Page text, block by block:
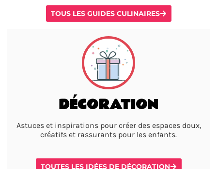
TOUS LES GUIDES CULINAIRES
DÉCORATION
Astuces et inspirations pour créer des espaces doux,
créatifs et rassurants pour les enfants.
TOUTES LES IDÉES DE DÉCORATION